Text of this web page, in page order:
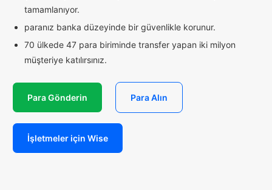
tamamlanıyor.
paranız banka düzeyinde bir güvenlikle korunur.
70 ülkede 47 para biriminde transfer yapan iki milyon
müşteriye katılırsınız.
Para Gönderin Para Alın
İşletmeler için Wise